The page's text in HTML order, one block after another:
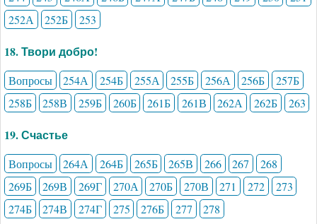
252А
252Б 253
18. Твори добро!
Вопросы 254А 254Б 255А 255Б 256А 256Б
257Б
258Б
258В 259Б 260Б 261Б 261В 262А 262Б 263
19. Счастье
Вопросы 264А 264Б 265Б 265В 266 267
268
269Б
269В 269Г 270А 270Б 270В 271 272
273
274Б
274В 274Г 275 276Б 277 278